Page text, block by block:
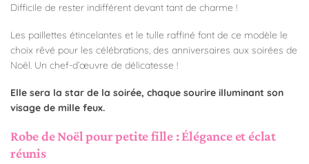
Difficile de rester indifférent devant tant de charme !
Les paillettes étincelantes et le tulle raffiné font de ce modèle le
choix rêvé pour les célébrations, des anniversaires aux soirées de
Noël. Un chef-d’œuvre de délicatesse !
Elle sera la star de la soirée, chaque sourire illuminant son
visage de mille feux.
Robe de Noël pour petite fille : Élégance et éclat
réunis